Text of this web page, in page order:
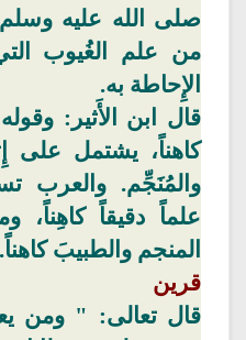
صلى الله عليه
من علم الغُيوب
الإِحاطة به.
قال ابن الأَثير:
كاهناً، يشتمل على
والمُنَجِّم. والعرب
علماً دقيقاً
المنجم والطبيبَ
قرين
قال تعالى: " ومن